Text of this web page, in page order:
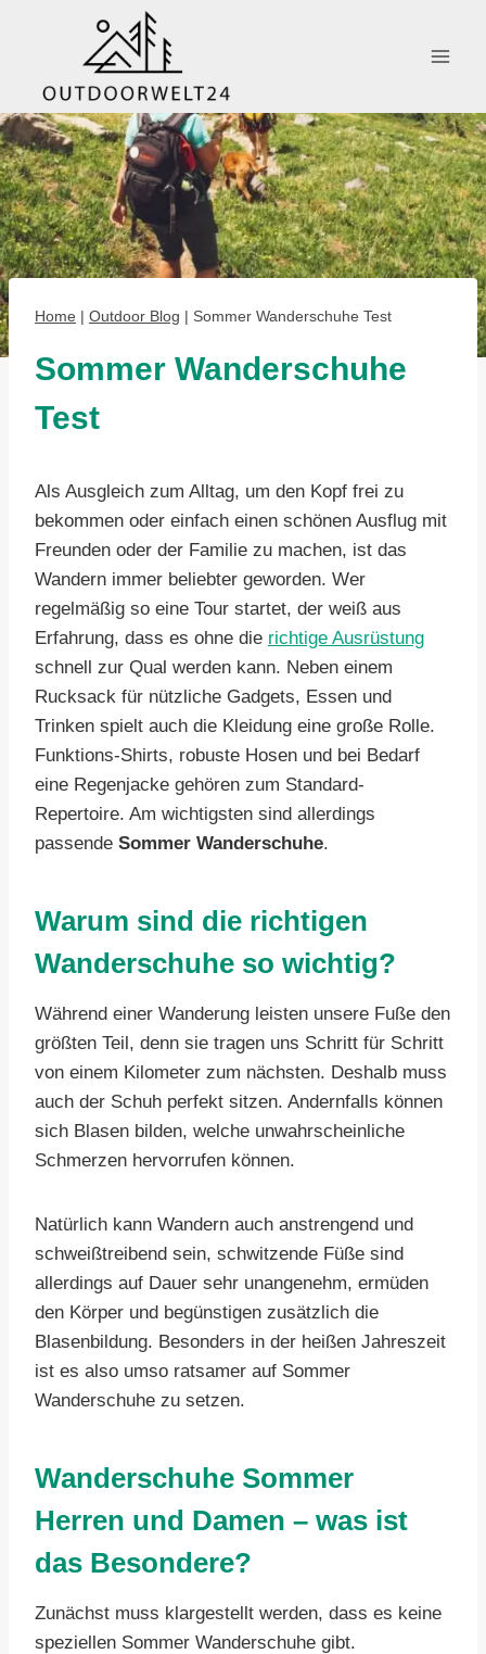
Home | Outdoor Blog | Sommer Wanderschuhe Test
Sommer Wanderschuhe
Test
Als Ausgleich zum Alltag, um den Kopf frei zu
bekommen oder einfach einen schönen Ausflug mit
Freunden oder der Familie zu machen, ist das
Wandern immer beliebter geworden. Wer
regelmäßig so eine Tour startet, der weiß aus
Erfahrung, dass es ohne die richtige Ausrüstung
schnell zur Qual werden kann. Neben einem
Rucksack für nützliche Gadgets, Essen und
Trinken spielt auch die Kleidung eine große Rolle.
Funktions-Shirts, robuste Hosen und bei Bedarf
eine Regenjacke gehören zum Standard-
Repertoire. Am wichtigsten sind allerdings
passende Sommer Wanderschuhe.
Warum sind die richtigen
Wanderschuhe so wichtig?
Während einer Wanderung leisten unsere Fuße den
größten Teil, denn sie tragen uns Schritt für Schritt
von einem Kilometer zum nächsten. Deshalb muss
auch der Schuh perfekt sitzen. Andernfalls können
sich Blasen bilden, welche unwahrscheinliche
Schmerzen hervorrufen können.
Natürlich kann Wandern auch anstrengend und
schweißtreibend sein, schwitzende Füße sind
allerdings auf Dauer sehr unangenehm, ermüden
den Körper und begünstigen zusätzlich die
Blasenbildung. Besonders in der heißen Jahreszeit
ist es also umso ratsamer auf Sommer
Wanderschuhe zu setzen.
Wanderschuhe Sommer
Herren und Damen – was ist
das Besondere?
Zunächst muss klargestellt werden, dass es keine
speziellen Sommer Wanderschuhe gibt.